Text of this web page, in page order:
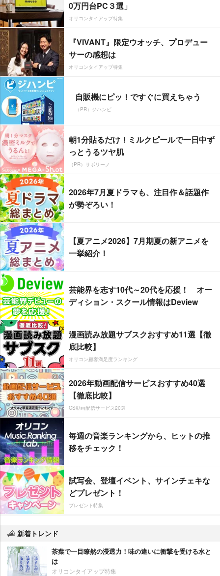
0万円台PC３選」
オリコンタイアップ特集
『VIVANT』限定ウオッチ、プロデュー
サーの感想は
オリコンタイアップ特集
自販機にピッ！ですぐに買えちゃう
（PR）ジハンピ
朝1分貼るだけ！ミルクピールで一日中ず
っとうるツヤ肌
（PR）サボリーノ
2026年7月夏ドラマも、注目作＆話題作
が勢ぞろい！
【夏アニメ2026】7月期夏の新アニメを
一挙紹介！
芸能界を志す10代～20代を応援！ オー
ディション・スクール情報はDeview
漫画読み放題サブスクおすすめ11選【徹
底比較】
オリコン顧客満足度ランキング
2026年動画配信サービスおすすめ40選
【徹底比較】
CS動画配信サービス20選
毎週の音楽ランキングから、ヒットの推
移をチェック！
試写会、登壇イベント、サインチェキな
どプレゼント！
プレゼント特集
新着トレンド
茶葉で一目瞭然の浸透力！味の違いに衝撃を受ける水と
は
オリコンタイアップ特集